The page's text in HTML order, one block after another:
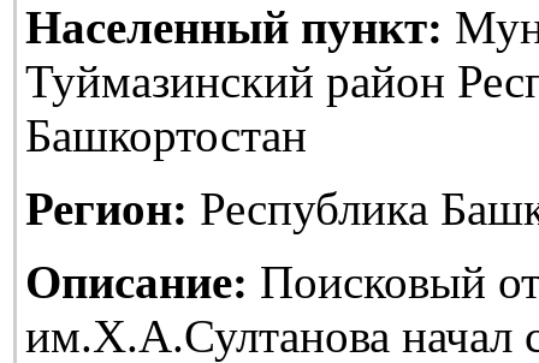
Населенный пункт:
Туймазинский район
Башкортостан
Регион: Республика
Описание: Поисковый
им.Х.А.Султанова начал